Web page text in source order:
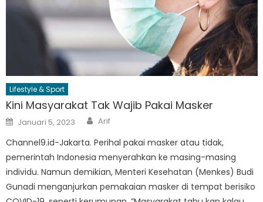
Lifestyle & Sport
Kini Masyarakat Tak Wajib Pakai Masker
Posted
on
Januari 5, 2023 Author
Arif
Channel9.id-Jakarta. Perihal pakai masker atau tidak,
pemerintah Indonesia menyerahkan ke masing-masing
individu. Namun demikian, Menteri Kesehatan (Menkes) Budi
Gunadi menganjurkan pemakaian masker di tempat berisiko